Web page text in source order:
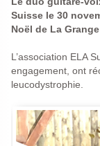
Suisse le 30
Noël de La
L’association ELA
engagement, ont
leucodystrophie.